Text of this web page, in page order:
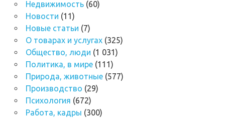
Недвижимость(60)
Новости (11)
Новые статьи (7)
О товарах и услугах(325)
Общество, люди (1 031)
Политика, в мире(111)
Природа, животные(577)
Производство (29)
Психология (672)
Работа, кадры (300)